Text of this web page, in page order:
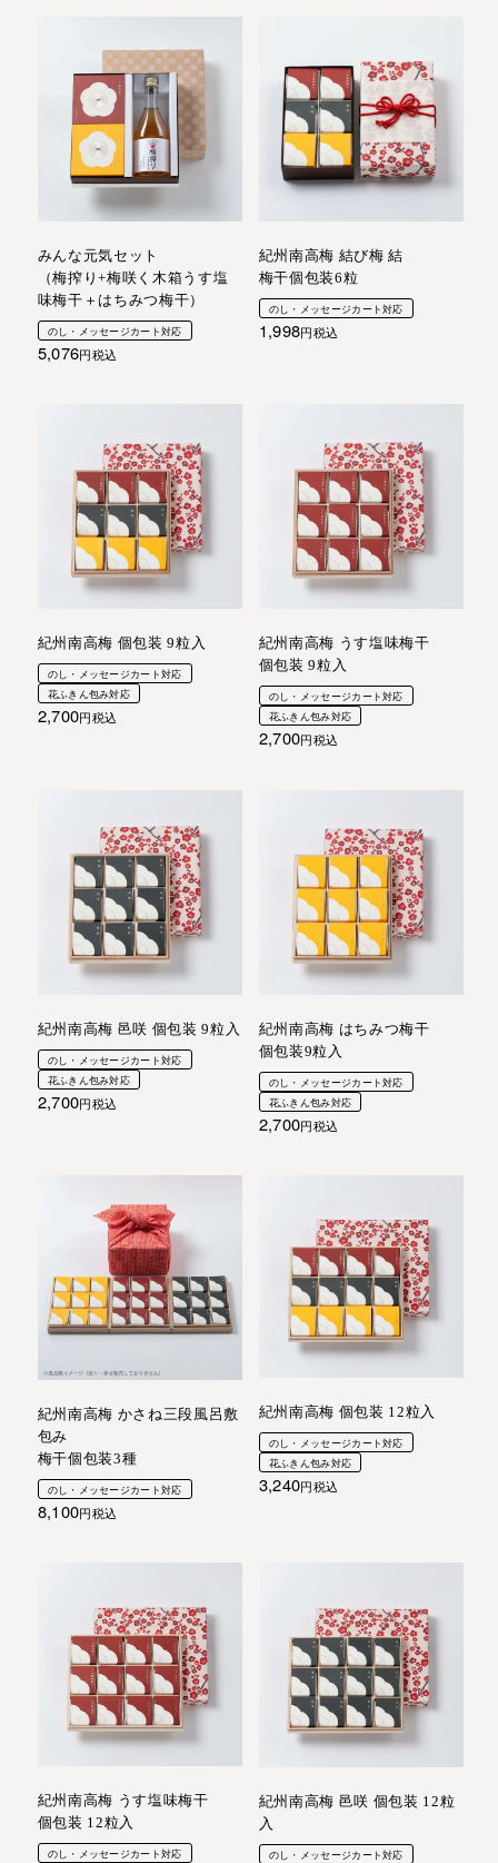
みんな元気セット
（梅搾り+梅咲く木箱うす塩
味梅干＋はちみつ梅干）
のし・メッセージカート対応
5,076 税込
紀州南高梅 結び梅 結
梅干個包装6粒
のし・メッセージカート対応
1,998 税込
紀州南高梅 個包装 9粒入
のし・メッセージカート対応
花ふきん包み対応
2,700 税込
紀州南高梅 うす塩味梅干
個包装 9粒入
のし・メッセージカート対応
花ふきん包み対応
2,700 税込
紀州南高梅 邑咲 個包装 9粒入
のし・メッセージカート対応
花ふきん包み対応
2,700 税込
紀州南高梅 はちみつ梅干
個包装9粒入
のし・メッセージカート対応
花ふきん包み対応
2,700 税込
紀州南高梅 かさね三段風呂敷
包み
梅干個包装3種
のし・メッセージカート対応
8,100 税込
紀州南高梅 個包装 12粒入
のし・メッセージカート対応
花ふきん包み対応
3,240 税込
紀州南高梅 うす塩味梅干
個包装 12粒入
のし・メッセージカート対応
紀州南高梅 邑咲 個包装 12粒
入
のし・メッセージカート対応